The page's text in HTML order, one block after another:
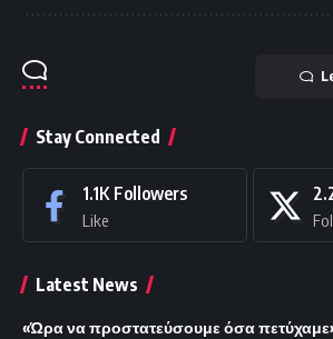
Stay Connected
1.1K Followers
Like
Latest News
«Ώρα να προστατεύσουμε όσα